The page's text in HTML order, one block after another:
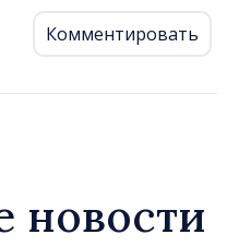
Комментировать
новости